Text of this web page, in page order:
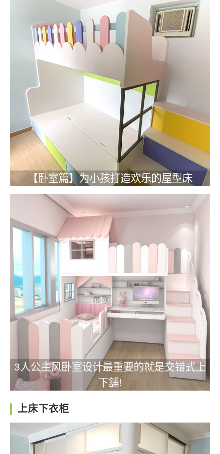
【卧室篇】为小孩打造欢乐的屋型床
3人公主风卧室设计最重要的就是交错式上
下舖!
上床下衣柜